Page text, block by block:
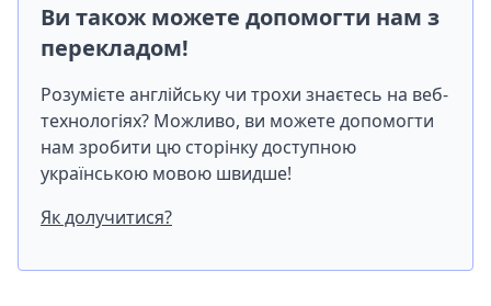
Ви також можете допомогти нам з
перекладом!
Розумієте англійську чи трохи знаєтесь на веб-
технологіях? Можливо, ви можете допомогти
нам зробити цю сторінку доступною
українською мовою швидше!
Як долучитися?